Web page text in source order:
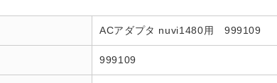
ACアダプタ nuvi1480用 999109
999109